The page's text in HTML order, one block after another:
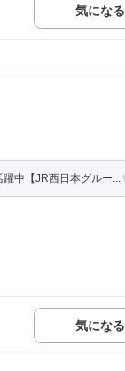
気になる
中【JR西日本グルー...
気になる